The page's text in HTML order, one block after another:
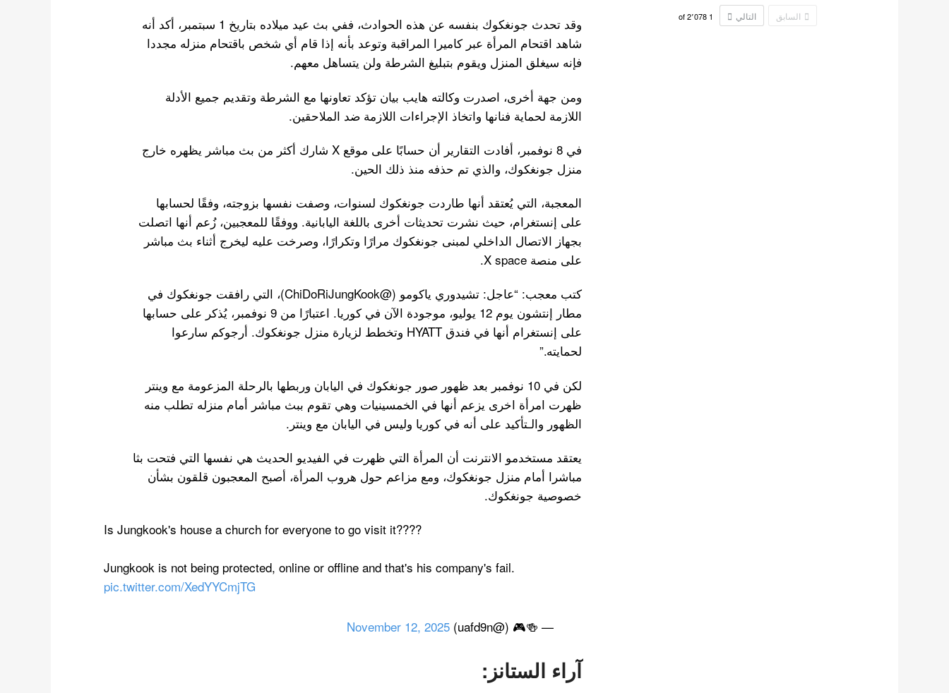
وقد تحدث جونغكوك بنفسه عن هذه الحوادث، ففي بث عيد ميلاده بتاريخ 1 سبتمبر، أكد أنه
شاهد اقتحام المرأة عبر كاميرا المراقبة وتوعد بأنه إذا قام أي شخص باقتحام منزله مجددا
فإنه سيغلق المنزل ويقوم بتبليغ الشرطة ولن يتساهل معهم.
ومن جهة أخرى، اصدرت وكالته هايب بيان تؤكد تعاونها مع الشرطة وتقديم جميع الأدلة
اللازمة لحماية فنانها واتخاذ الإجراءات اللازمة ضد الملاحقين.
في 8 نوفمبر، أفادت التقارير أن حسابًا على موقع X شارك أكثر من بث مباشر يظهره خارج
منزل جونغكوك، والذي تم حذفه منذ ذلك الحين.
المعجبة، التي يُعتقد أنها طاردت جونغكوك لسنوات، وصفت نفسها بزوجته، وفقًا لحسابها
على إنستغرام، حيث نشرت تحديثات أخرى باللغة اليابانية. ووفقًا للمعجبين، زُعم أنها اتصلت
بجهاز الاتصال الداخلي لمبنى جونغكوك مرارًا وتكرارًا، وصرخت عليه ليخرج أثناء بث مباشر
على منصة X space.
كتب معجب: “عاجل: تشيدوري ياكومو (@ChiDoRiJungKook)، التي رافقت جونغكوك في
مطار إنتشون يوم 12 يوليو، موجودة الآن في كوريا. اعتبارًا من 9 نوفمبر، يُذكر على حسابها
على إنستغرام أنها في فندق HYATT وتخطط لزيارة منزل جونغكوك. أرجوكم سارعوا
لحمايته.”
لكن في 10 نوفمبر بعد ظهور صور جونغكوك في اليابان وربطها بالرحلة المزعومة مع وينتر
ظهرت امرأة اخرى يزعم أنها في الخمسينيات وهي تقوم ببث مباشر أمام منزله تطلب منه
الظهور والـتأكيد على أنه في كوريا وليس في اليابان مع وينتر.
يعتقد مستخدمو الانترنت أن المرأة التي ظهرت في الفيديو الحديث هي نفسها التي فتحت بثا
مباشرا أمام منزل جونغكوك، ومع مزاعم حول هروب المرأة، أصبح المعجبون قلقون بشأن
خصوصية جونغكوك.
Is Jungkook's house a church for everyone to go visit it????
Jungkook is not being protected, online or offline and that's his company's fail.
pic.twitter.com/XedYYCmjTG
— 🍻🎮 (@uafd9n)
November 12, 2025
آراء الستانز:
السابق التالي 1 2٬078